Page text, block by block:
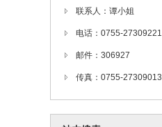
联系人：谭小姐
电话：0755-27309221
邮件：306927
传真：0755-27309013